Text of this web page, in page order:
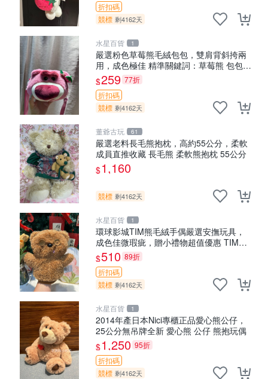
折扣碼
競標 剩4162天
水星百貨 1
嚴選粉色草莓熊毛絨包包，雙肩背斜挎兩
用，成色極佳 精準關鍵詞：草莓熊 包包
毛絨
$259 77折
折扣碼
競標 剩4162天
董爺古玩 61
嚴選老料長毛熊抱枕，高約55公分，柔軟
成員直推收藏 長毛熊 柔軟熊抱枕 55公分
$1,160
競標 剩4162天
水星百貨 1
環球影城TIM熊毛絨手偶嚴選安撫玩具，
成色佳微瑕疵，贈小禮物超值優惠 TIM熊
毛絨手偶 安撫 toy 嚴選
$510 89折
折扣碼
競標 剩4162天
水星百貨 1
2014年產日本Nici專櫃正品愛心熊公仔，
25公分無吊牌全新 愛心熊 公仔 熊抱玩偶
$1,250 95折
折扣碼
競標 剩4162天